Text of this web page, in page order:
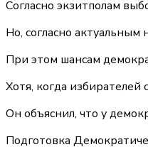
Согласно экзитполам
Но, согласно
При этом шансам
Хотя, когда
Он объяснил, что у
Подготовка